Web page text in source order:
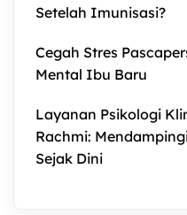
Setelah Imunisasi?
Cegah Stres
Mental Ibu Baru
Layanan Psikologi
Rachmi:
Sejak Dini